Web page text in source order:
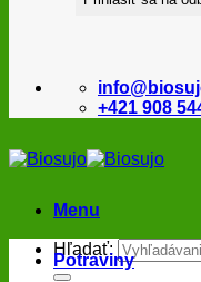
+421 908
Menu
Hľadať:
Potraviny